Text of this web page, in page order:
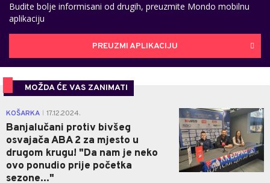
Budite bolje informisani od drugih, preuzmite Mondo mobilnu
aplikaciju
PREUZMI APLIKACIJU
MOŽDA ĆE VAS ZANIMATI
KOŠARKA 17.12.2024.
Banjalučani protiv bivšeg
osvajača ABA 2 za mjesto u
drugom krugu! "Da nam je neko
ovo ponudio prije početka
sezone..."
0